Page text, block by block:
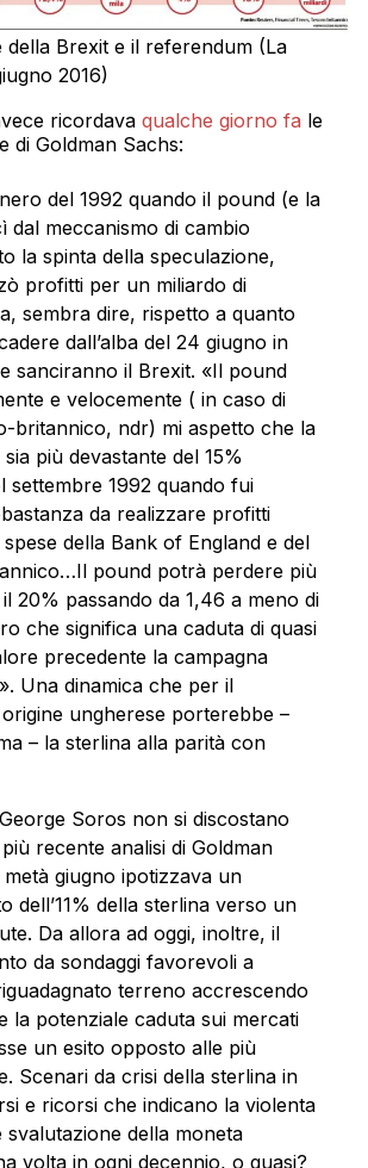
della Brexit e il referendum (La
2016)
ricordava qualche giorno fa le
di Goldman Sachs:
del 1992 quando il pound (e la
dal meccanismo di cambio
la spinta della speculazione,
profitti per un miliardo di
sembra dire, rispetto a quanto
dall’alba del 24 giugno in
sanciranno il Brexit. «Il pound
e velocemente ( in caso di
britannico, ndr) mi aspetto che la
più devastante del 15%
settembre 1992 quando fui
da realizzare profitti
della Bank of England e del
pound potrà perdere più
20% passando da 1,46 a meno di
che significa una caduta di quasi
precedente la campagna
Una dinamica che per il
ungherese porterebbe –
– la sterlina alla parità con
Soros non si discostano
recente analisi di Goldman
giugno ipotizzava un
dell’11% della sterlina verso un
Da allora ad oggi, inoltre, il
da sondaggi favorevoli a
terreno accrescendo
la potenziale caduta sui mercati
un esito opposto alle più
Scenari da crisi della sterlina in
e ricorsi che indicano la violenta
svalutazione della moneta
volta in ogni decennio, o quasi?